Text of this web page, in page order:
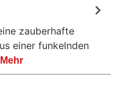
zauberhafte
einer funkelnden
Mehr